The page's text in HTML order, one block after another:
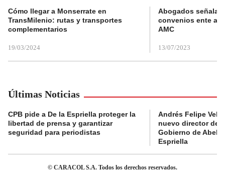
Cómo llegar a Monserrate en
TransMilenio: rutas y transportes
complementarios
19/03/2024
Abogados
convenios ente
AMC
13/07/2023
Últimas Noticias
CPB pide a De la Espriella proteger la
libertad de prensa y garantizar
seguridad para periodistas
Andrés Felipe
nuevo director de
Gobierno de
Espriella
© CARACOL S.A. Todos los derechos reservados.